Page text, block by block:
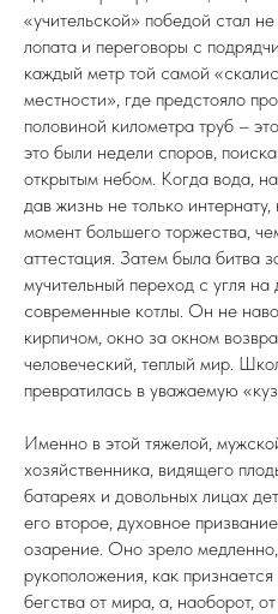
«учительской» победой стал
лопата и переговоры с
каждый метр той самой
местности», где предстояло
половиной километра труб –
это были недели споров,
открытым небом. Когда вода,
дав жизнь не только
момент большего торжества,
аттестация. Затем была битва
мучительный переход с угля
современные котлы. Он не
кирпичом, окно за окном
человеческий, теплый мир.
превратилась в уважаемую
Именно в этой тяжелой,
хозяйственника, видящего
батареях и довольных лицах
его второе, духовное
озарение. Оно зрело
рукоположения, как
бегства от мира, а, наоборот,